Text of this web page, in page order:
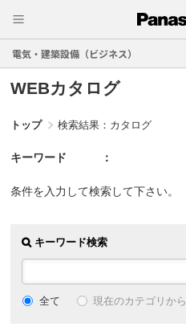
電気・建築設備（ビジネス）
WEBカタログ
トップ 検索結果：カタログ
キーワード
条件を入力して検索して下さい。
キーワード検索
全て 現在のカテゴリから